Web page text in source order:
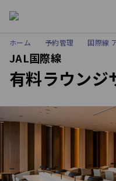
ホーム 予約管理 国際線
JAL国際線
有料ラウンジ